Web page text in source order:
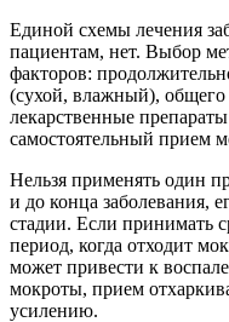
Единой схемы лечения
пациентам, нет. Выбор
факторов:
(сухой, влажный), общего
лекарственные
самостоятельный прием
Нельзя применять один
и до конца заболевания,
стадии. Если принимать
период, когда отходит
может привести к
мокроты, прием
усилению.